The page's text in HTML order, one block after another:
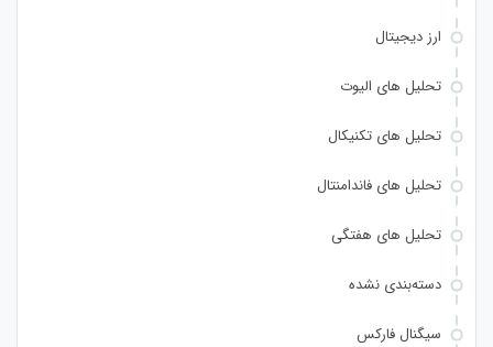
ارز دیجیتال
تحلیل های الیوت
تحلیل های تکنیکال
تحلیل های فاندامنتال
تحلیل های هفتگی
دسته‌بندی نشده
سیگنال فارکس